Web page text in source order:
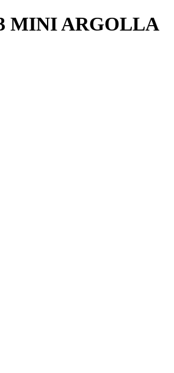
MINI ARGOLLA